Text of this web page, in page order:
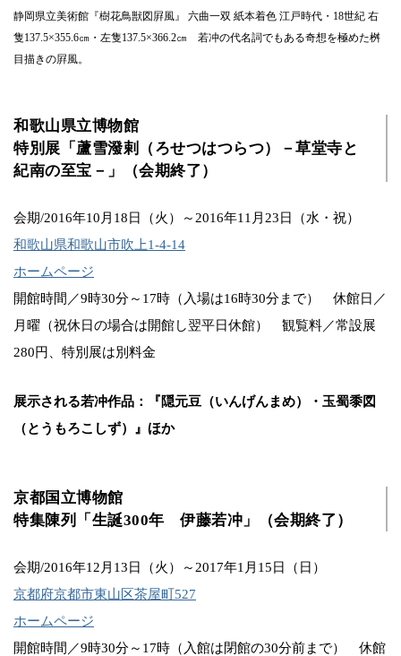
静岡県立美術館『樹花鳥獣図屛風』 六曲一双 紙本着色 江戸時代・18世紀 右
隻137.5×355.6㎝・左隻137.5×366.2㎝ 若冲の代名詞でもある奇想を極めた桝
目描きの屛風。
和歌山県立博物館
特別展「蘆雪潑剌（ろせつはつらつ）－草堂寺と
紀南の至宝－」（会期終了）
会期/2016年10月18日（火）～2016年11月23日（水・祝）
和歌山県和歌山市吹上1-4-14
ホームページ
開館時間／9時30分～17時（入場は16時30分まで） 休館日／
月曜（祝休日の場合は開館し翌平日休館） 観覧料／常設展
280円、特別展は別料金
展示される若冲作品：『隠元豆（いんげんまめ）・玉蜀黍図
（とうもろこしず）』ほか
京都国立博物館
特集陳列「生誕300年 伊藤若冲」（会期終了）
会期/2016年12月13日（火）～2017年1月15日（日）
京都府京都市東山区茶屋町527
ホームページ
開館時間／9時30分～17時（入館は閉館の30分前まで） 休館